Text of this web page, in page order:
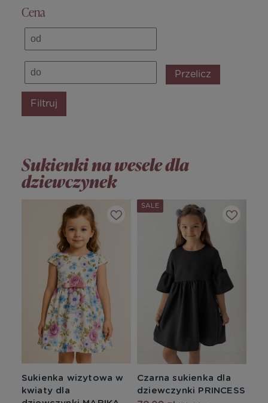
Cena
Przelicz
Filtruj
Sukienki na wesele dla
dziewczynek
Sukienka wizytowa w
kwiaty dla
Czarna sukienka dla
dziewczynki PRINCESS
SALE